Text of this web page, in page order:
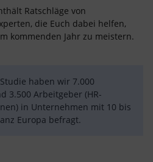
Ratschläge von
die Euch dabei helfen,
kommenden Jahr zu meistern.
haben wir 7.000
3.500 Arbeitgeber (HR-
in Unternehmen mit 10 bis
Europa befragt.